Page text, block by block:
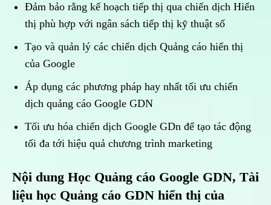
Đảm bảo rằng kế hoạch tiếp thị qua chiến dịch Hiển
thị phù hợp với ngân sách tiếp thị kỹ thuật số
Tạo và quản lý các chiến dịch Quảng cáo hiển thị
của Google
Áp dụng các phương pháp hay nhất tối ưu chiến
dịch quảng cáo Google GDN
Tối ưu hóa chiến dịch Google GDn để tạo tác động
tối đa tới hiệu quả chương trình marketing
Nội dung Học Quảng cáo Google GDN, Tài
liệu học Quảng cáo GDN hiển thị của